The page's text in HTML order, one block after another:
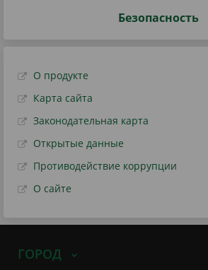
Безопасность
О продукте
Карта сайта
Законодательная карта
Открытые данные
Противодействие коррупции
О сайте
ГОРОД